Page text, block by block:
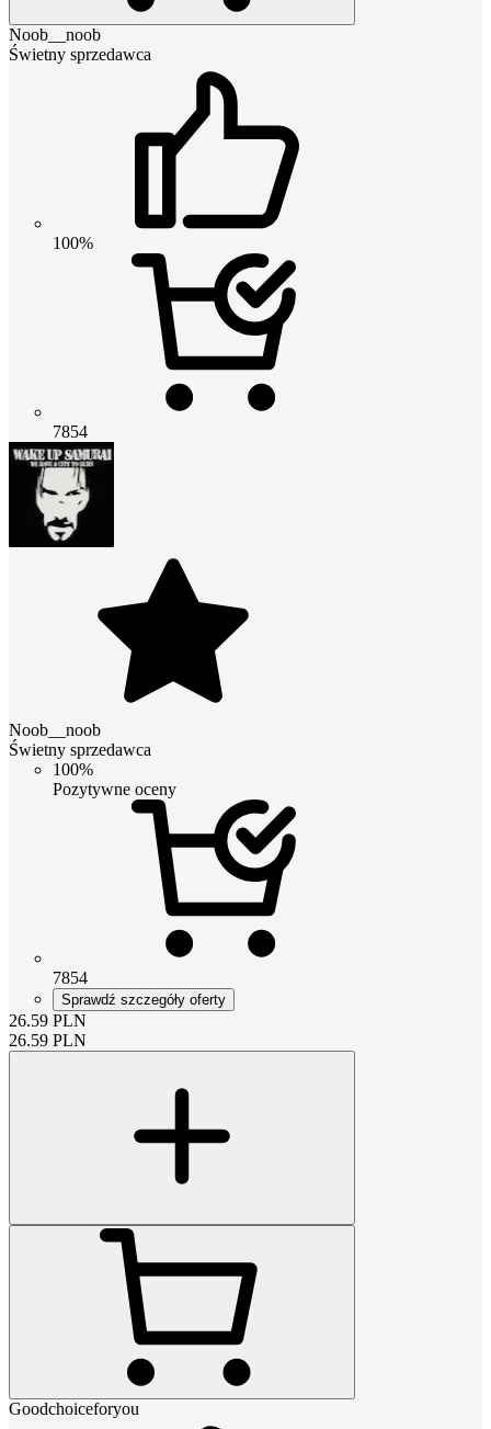
Noob__noob
Świetny sprzedawca
100%
7854
Noob__noob
Świetny sprzedawca
100%
Pozytywne oceny
7854
Sprawdź szczegóły oferty
26.59 PLN
26.59 PLN
Goodchoiceforyou